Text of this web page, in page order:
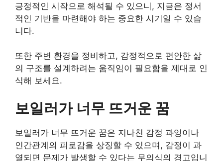
긍정적인 시작으로 해석될 수 있으니, 지금은 정서
적인 기반을 마련해야 하는 중요한 시기일 수 있습
니다.
또한 주변 환경을 정비하고, 감정적으로 편안한 삶
의 구조를 설계하려는 움직임이 필요함을 제대로 인
식해 보세요.
보일러가 너무 뜨거운 꿈
보일러가 너무 뜨거운 꿈은 지나친 감정 과잉이나
인간관계의 피로감을 상징할 수 있으며, 감정이 과
열되면 문제가 발생할 수 있다는 무의식의 경고입니